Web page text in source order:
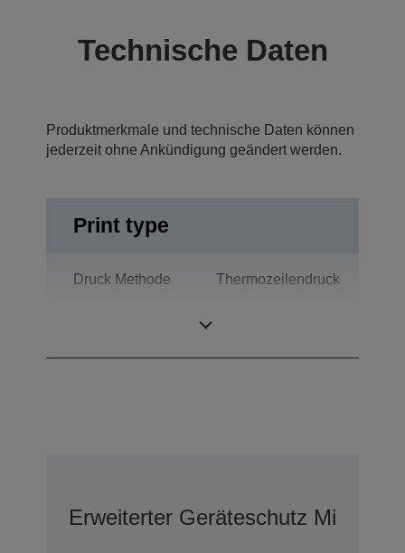
Technische Daten
Produktmerkmale und technische Daten können
jederzeit ohne Ankündigung geändert werden.
Print type
Druck Methode Thermozeilendruck
Erweiterter Geräteschutz Mit